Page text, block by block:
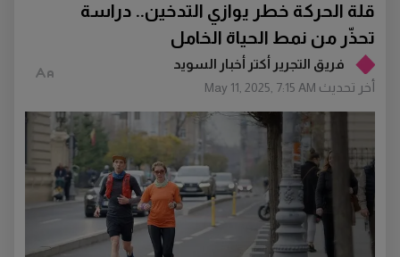
فريق التجرير أكتر أخبار السويد
أخر تحديث May 11, 2025, 7:15 AM
قلة الحركة خطر يوازي التدخين.. دراسة
تحذّر من نمط الحياة الخامل